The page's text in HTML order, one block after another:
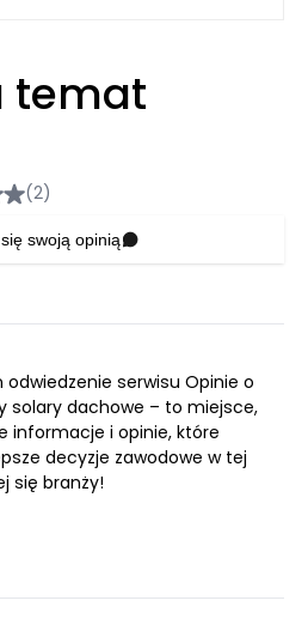
temat
(2)
swoją opinią
serwisu Opinie o
solary dachowe – to miejsce,
informacje i opinie, które
decyzje zawodowe w tej
się branży!